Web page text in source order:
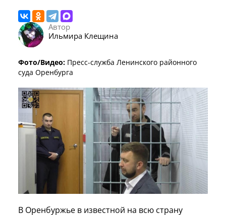
Автор
Ильмира Клещина
Фото/Видео: Пресс-служба Ленинского районного
суда Оренбурга
В Оренбуржье в известной на всю страну